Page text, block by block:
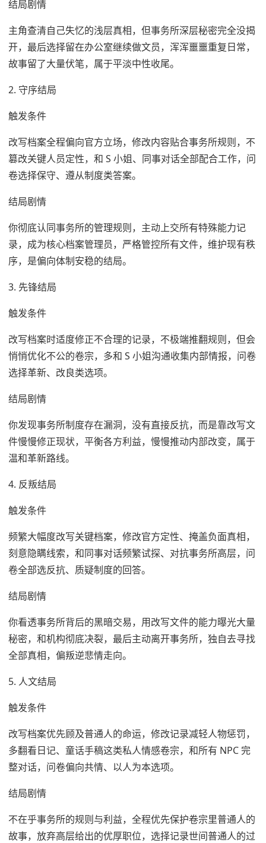
结局剧情
主角查清自己失忆的浅层真相，但事务所深层秘密完全没揭
开，最后选择留在办公室继续做文员，浑浑噩噩重复日常，
故事留了大量伏笔，属于平淡中性收尾。
2. 守序结局
触发条件
改写档案全程偏向官方立场，修改内容贴合事务所规则，不
篡改关键人员定性，和 S 小姐、同事对话全部配合工作，问
卷选择保守、遵从制度类答案。
结局剧情
你彻底认同事务所的管理规则，主动上交所有特殊能力记
录，成为核心档案管理员，严格管控所有文件，维护现有秩
序，是偏向体制安稳的结局。
3. 先锋结局
触发条件
改写档案时适度修正不合理的记录，不极端推翻规则，但会
悄悄优化不公的卷宗，多和 S 小姐沟通收集内部情报，问卷
选择革新、改良类选项。
结局剧情
你发现事务所制度存在漏洞，没有直接反抗，而是靠改写文
件慢慢修正现状，平衡各方利益，慢慢推动内部改变，属于
温和革新路线。
4. 反叛结局
触发条件
频繁大幅度改写关键档案，修改官方定性、掩盖负面真相，
刻意隐瞒线索，和同事对话频繁试探、对抗事务所高层，问
卷全部选反抗、质疑制度的回答。
结局剧情
你看透事务所背后的黑暗交易，用改写文件的能力曝光大量
秘密，和机构彻底决裂，最后主动离开事务所，独自去寻找
全部真相，偏叛逆悲情走向。
5. 人文结局
触发条件
改写档案优先顾及普通人的命运，修改记录减轻人物惩罚，
多翻看日记、童话手稿这类私人情感卷宗，和所有 NPC 完
整对话，问卷偏向共情、以人为本选项。
结局剧情
不在乎事务所的规则与利益，全程优先保护卷宗里普通人的
故事，放弃高层给出的优厚职位，选择记录世间普通人的过